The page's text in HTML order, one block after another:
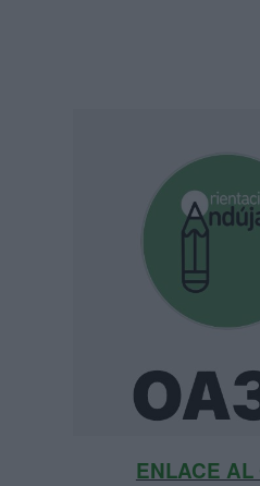
ENLACE AL